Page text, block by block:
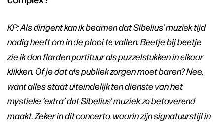
KP: Als dirigent kan ik beamen dat Sibelius’ muziek tijd
nodig heeft om in de plooi te vallen. Beetje bij beetje
zie ik dan flarden partituur als puzzelstukken in elkaar
klikken. Of je dat als publiek zorgen moet baren? Nee,
want alles staat uiteindelijk ten dienste van het
mystieke ‘extra’ dat Sibelius’ muziek zo betoverend
maakt. Zeker in dit concerto, waarin zijn signatuurstijl in